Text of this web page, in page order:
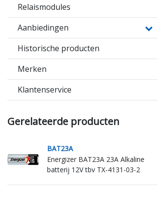
Relaismodules
Aanbiedingen
Historische producten
Merken
Klantenservice
Gerelateerde producten
BAT23A
Energizer BAT23A 23A Alkaline
batterij 12V tbv TX-4131-03-2